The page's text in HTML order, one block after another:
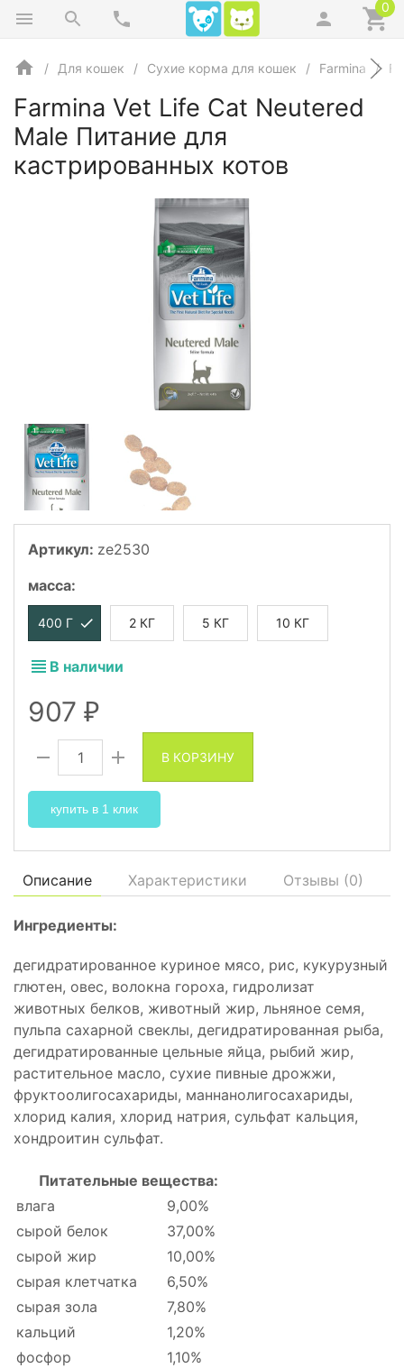
0
Для кошек Сухие корма для кошек Farmina
Farmina Vet Life Cat Neutered
Male Питание для
кастрированных котов
Артикул: ze2530
масса:
400 Г 2 КГ 5 КГ 10 КГ
В наличии
907 ₽
В КОРЗИНУ
купить в 1 клик
Описание Характеристики Отзывы (0)
Ингредиенты:
дегидратированное куриное мясо, рис, кукурузный
глютен, овес, волокна гороха, гидролизат
животных белков, животный жир, льняное семя,
пульпа сахарной свеклы, дегидратированная рыба,
дегидратированные цельные яйца, рыбий жир,
растительное масло, сухие пивные дрожжи,
фруктоолигосахариды, маннанолигосахариды,
хлорид калия, хлорид натрия, сульфат кальция,
хондроитин сульфат.
Питательные вещества:
влага
9,00%
сырой белок
37,00%
сырой жир
10,00%
сырая клетчатка
6,50%
сырая зола
7,80%
кальций
1,20%
фосфор
1,10%